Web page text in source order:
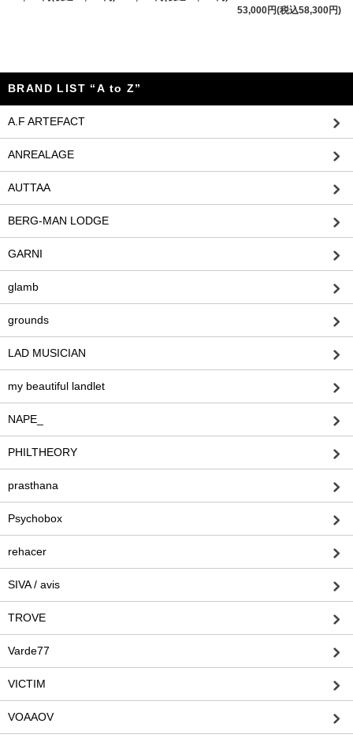
53,000円(税込58,300円)
BRAND LIST “A to Z”
A.F ARTEFACT
ANREALAGE
AUTTAA
BERG-MAN LODGE
GARNI
glamb
grounds
LAD MUSICIAN
my beautiful landlet
NAPE_
PHILTHEORY
prasthana
Psychobox
rehacer
SIVA / avis
TROVE
Varde77
VICTIM
VOAAOV